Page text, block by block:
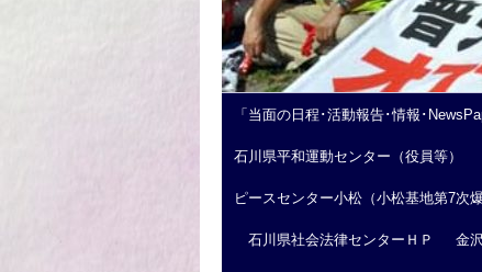
「当面の日程･活動報告･情報･
石川県平和運動センター（役員等）
ピースセンター小松（小松基地第7次
石川県社会法律センターＨＰ 金